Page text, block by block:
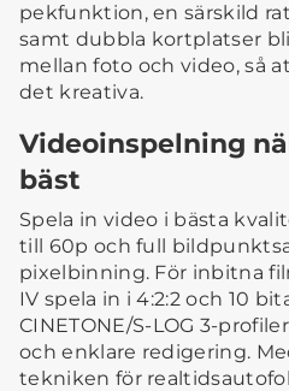
pekfunktion, en särskild
samt dubbla kortplatser
mellan foto och video, så
det kreativa.
Videoinspelning
bäst
Spela in video i bästa
till 60p och full
pixelbinning. För inbitna
IV spela in i 4:2:2 och 10
CINETONE/S-LOG 3-
och enklare redigering.
tekniken för